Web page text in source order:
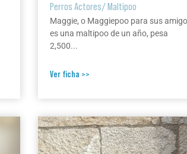
Perros Actores/Maltipoo
Maggie, o Maggiepoo para sus
es una maltipoo de un año, pesa
2,500...
Ver ficha >>